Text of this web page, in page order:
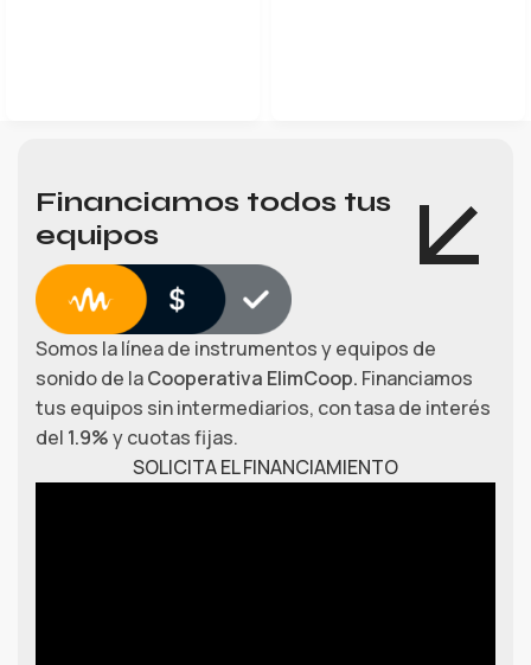
Financiamos todos tus
equipos
Somos la línea de instrumentos y equipos de
sonido de laCooperativa ElimCoop. Financiamos
tus equipos sin intermediarios, con tasa de interés
del 1.9%y cuotas fijas.
SOLICITA EL FINANCIAMIENTO